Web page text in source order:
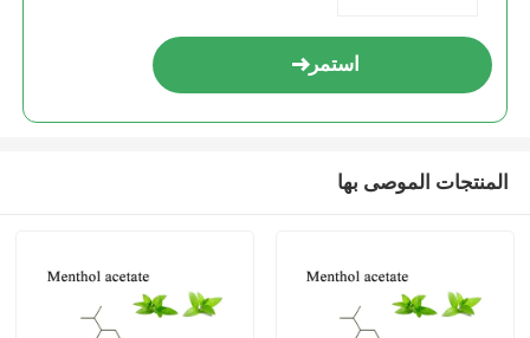
استمر
المنتجات الموصى بها